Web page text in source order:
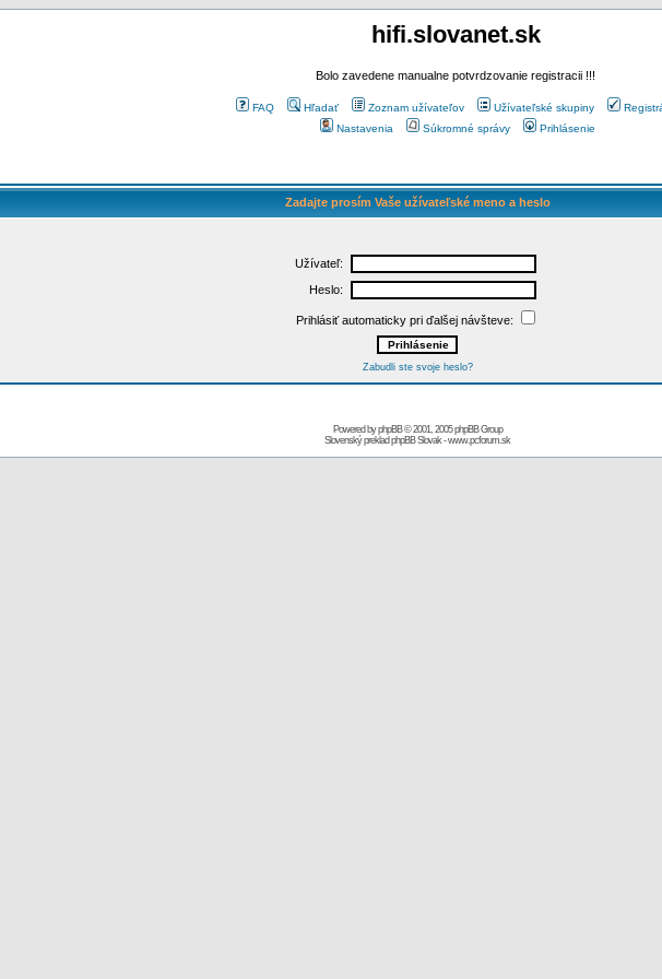
hifi.slovanet.sk
Bolo zavedene manualne potvrdzovanie registracii !!!
FAQ Hľadať Zoznam užívateľov Užívateľské skupiny
Nastavenia
Súkromné správy Prihlásenie
Zadajte prosím Vaše užívateľské meno a heslo
Užívateľ:
Heslo:
Prihlásiť automaticky pri ďalšej návšteve:
Zabudli ste svoje heslo?
Powered byphpBB© 2001, 2005 phpBB Group
Slovenský preklad phpBB Slovak-www.pcforum.sk